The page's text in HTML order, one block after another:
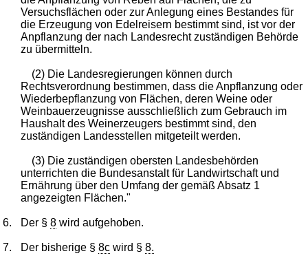
Versuchsflächen oder zur Anlegung eines Bestandes für
die Erzeugung von Edelreisern bestimmt sind, ist vor der
Anpflanzung der nach Landesrecht zuständigen Behörde
zu übermitteln.
(2) Die Landesregierungen können durch
Rechtsverordnung bestimmen, dass die Anpflanzung oder
Wiederbepflanzung von Flächen, deren Weine oder
Weinbauerzeugnisse ausschließlich zum Gebrauch im
Haushalt des Weinerzeugers bestimmt sind, den
zuständigen Landesstellen mitgeteilt werden.
(3) Die zuständigen obersten Landesbehörden
unterrichten die Bundesanstalt für Landwirtschaft und
Ernährung über den Umfang der gemäß Absatz 1
angezeigten Flächen."
6. Der §8 wird aufgehoben.
7. Der bisherige §8c wird §8.